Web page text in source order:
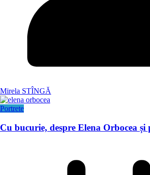
Mirela STÎNGĂ
Portrete
Cu bucurie, despre Elena Orbocea și